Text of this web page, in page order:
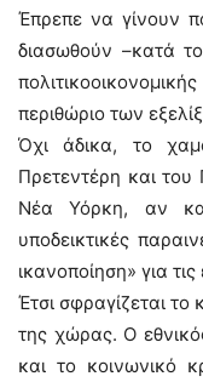
Έπρεπε να γίνουν
διασωθούν –κατά
περιθώριο των
Όχι άδικα, το
Πρετεντέρη και
Νέα Υόρκη, αν
υποδεικτικές
ικανοποίηση» για
Έτσι σφραγίζεται
της χώρας. Ο
και το κοινωνικό